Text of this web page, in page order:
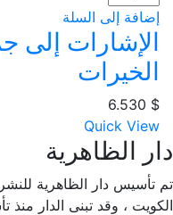
الإشارات
إلى
جمل
من
أحكام
شهر
الخيرات
إضافة إلى السلة
الإشارات إلى
الخيرات
6.530 $
Quick View
دار الظاهرية
الكويت ، وقد تبنى الدار